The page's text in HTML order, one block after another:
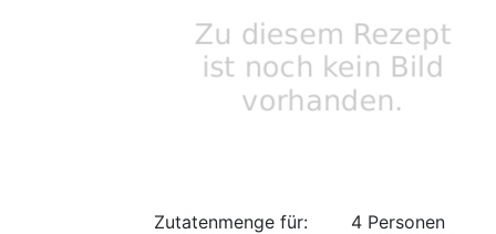
Zutatenmenge für:
4 Personen